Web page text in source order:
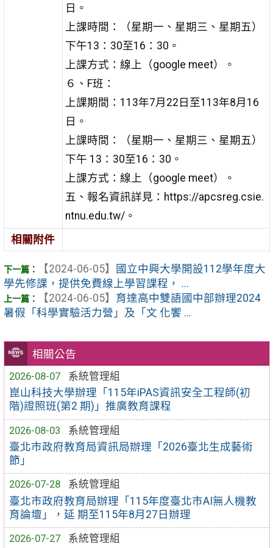
相關公告
2026-08-07
系統管理組
崑山科技大學辦理「115年iPAS資訊安全工程師(初
階)證照班(第2 期)」推廣教育課程
2026-08-03
系統管理組
臺北市政府教育局資訊局辦理「2026臺北生成藝術
節」
2026-07-28
系統管理組
臺北市政府教育局辦理「115年度臺北市AI無人機教
育論壇」，延 期至115年8月27日辦理
2026-07-27
系統管理組
日。
上課時間：（星期一、星期三、星期五）
下午13：30至16：30。
上課方式：線上（google meet）。
６、F班：
上課期間：113年7月22日至113年8月16
日。
上課時間：（星期一、星期三、星期五）
下午 13：30至16：30。
上課方式：線上（google meet）。
五、報名資訊詳見：https://apcsreg.csie.
ntnu.edu.tw/。
相關附件
【2024-06-05】
國立中興大學開設112學年度大
學先修課，提供免費線上學習課程， ...
【2024-06-05】 育達高中雙語國中部辦理2024
暑假「科學實驗活力營」及「文 化饗 ...